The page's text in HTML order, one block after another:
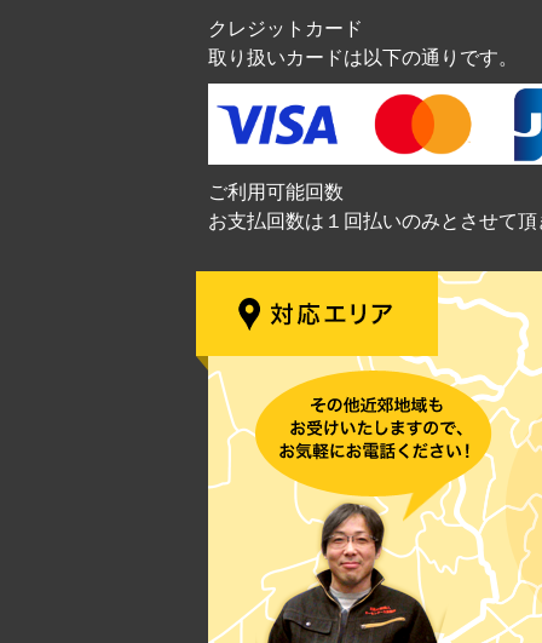
クレジットカード
取り扱いカードは以下の通りです。
ご利用可能回数
お支払回数は１回払いのみとさせて